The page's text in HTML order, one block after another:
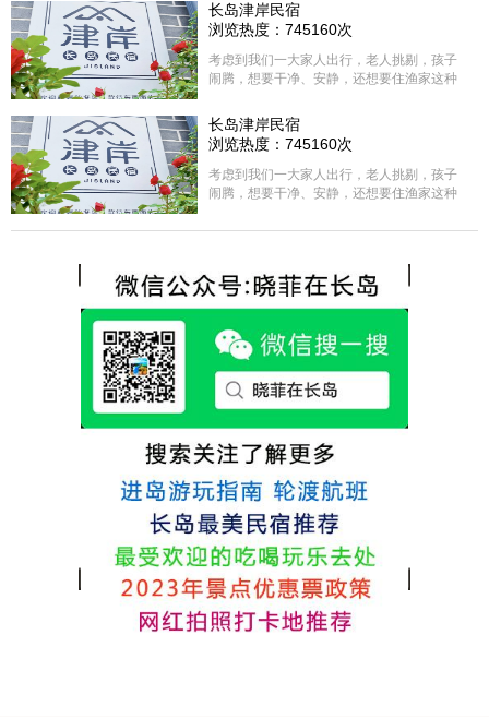
长岛津岸民宿
浏览热度：745160次
考虑到我们一大家人出行，老人挑剔，孩子
闹腾，想要干净、安静，还想要住渔家这种
选择津岸民宿，实际体验客房很干净，饭菜
方面家里老人也很满意，整体饭菜给搭配的
很好，每顿饭也不重样的，海鲜确实是非常
的新鲜呢，另外值得一提的是，他家的海菜
包子非常好吃。 其实长岛可选的酒店、民宿
各不相同，可以根据自己的喜好选择。非常
热情，能根据我提出的需求来安排房间，这
点很好。
长岛津岸民宿
浏览热度：745160次
考虑到我们一大家人出行，老人挑剔，孩子
闹腾，想要干净、安静，还想要住渔家这种
选择津岸民宿，实际体验客房很干净，饭菜
很好，每顿饭也不重样的，海鲜确实是非常
的新鲜呢，另外值得一提的是，他家的海菜
包子非常好吃。 其实长岛可选的酒店、民宿
各不相同，可以根据自己的喜好选择。非常
推荐津岸民宿，关键是老板娘晓菲很细心、
热情，能根据我提出的需求来安排房间，这
点很好。